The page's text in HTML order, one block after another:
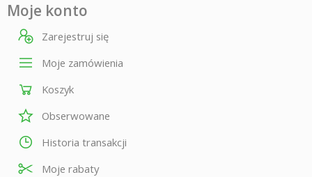
Moje konto
Zarejestruj się
Moje zamówienia
Koszyk
Obserwowane
Historia transakcji
Moje rabaty